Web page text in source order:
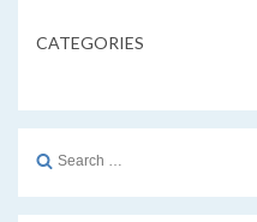
CATEGORIES
Search